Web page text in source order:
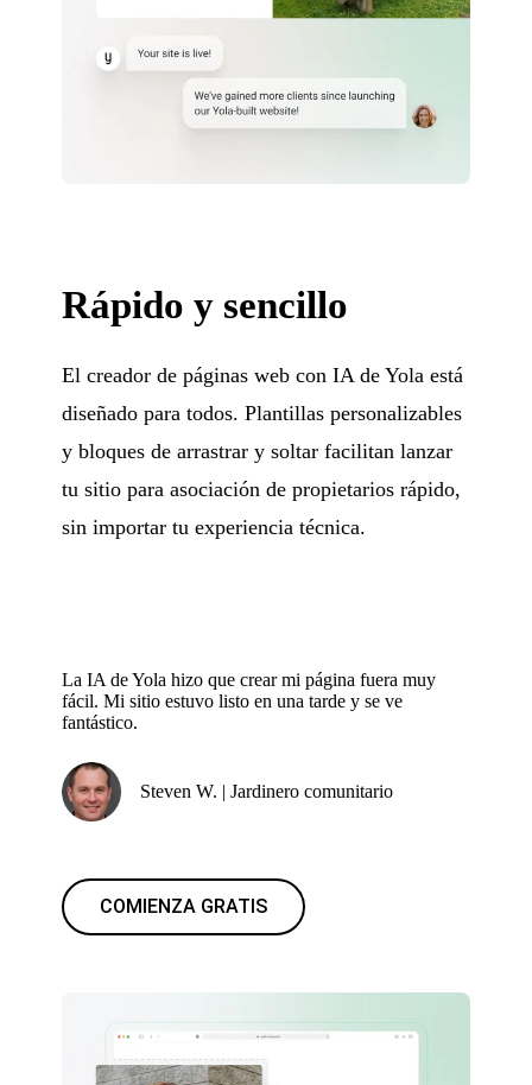
Rápido y sencillo
El creador de páginas web con IA de Yola está
diseñado para todos. Plantillas personalizables
y bloques de arrastrar y soltar facilitan lanzar
tu sitio para asociación de propietarios rápido,
sin importar tu experiencia técnica.
La IA de Yola hizo que crear mi página fuera muy
fácil. Mi sitio estuvo listo en una tarde y se ve
fantástico.
Steven W. | Jardinero comunitario
COMIENZA GRATIS